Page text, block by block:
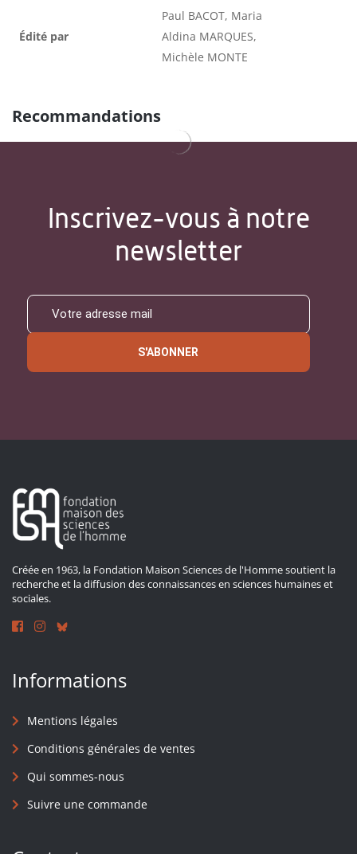
Édité par
Paul BACOT, Maria
Aldina MARQUES,
Michèle MONTE
Recommandations
Inscrivez-vous à notre
newsletter
S'ABONNER
Créée en 1963, la Fondation Maison Sciences de l'Homme soutient la
recherche et la diffusion des connaissances en sciences humaines et
sociales.
Informations
Mentions légales
Conditions générales de ventes
Qui sommes-nous
Suivre une commande